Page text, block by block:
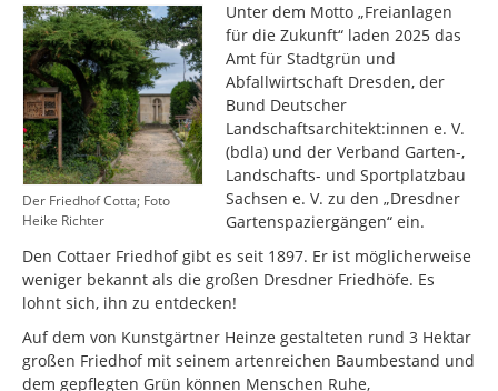
Der Friedhof Cotta; Foto
Heike Richter
Unter dem Motto „Freianlagen
für die Zukunft“ laden 2025 das
Amt für Stadtgrün und
Abfallwirtschaft Dresden, der
Bund Deutscher
Landschaftsarchitekt:innen e. V.
(bdla) und der Verband Garten-,
Landschafts- und Sportplatzbau
Sachsen e. V. zu den „Dresdner
Gartenspaziergängen“ ein.
Den Cottaer Friedhof gibt es seit 1897. Er ist möglicherweise
weniger bekannt als die großen Dresdner Friedhöfe. Es
lohnt sich, ihn zu entdecken!
Auf dem von Kunstgärtner Heinze gestalteten rund 3 Hektar
großen Friedhof mit seinem artenreichen Baumbestand und
dem gepflegten Grün können Menschen Ruhe,